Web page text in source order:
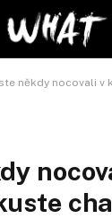
někdy nocovali v